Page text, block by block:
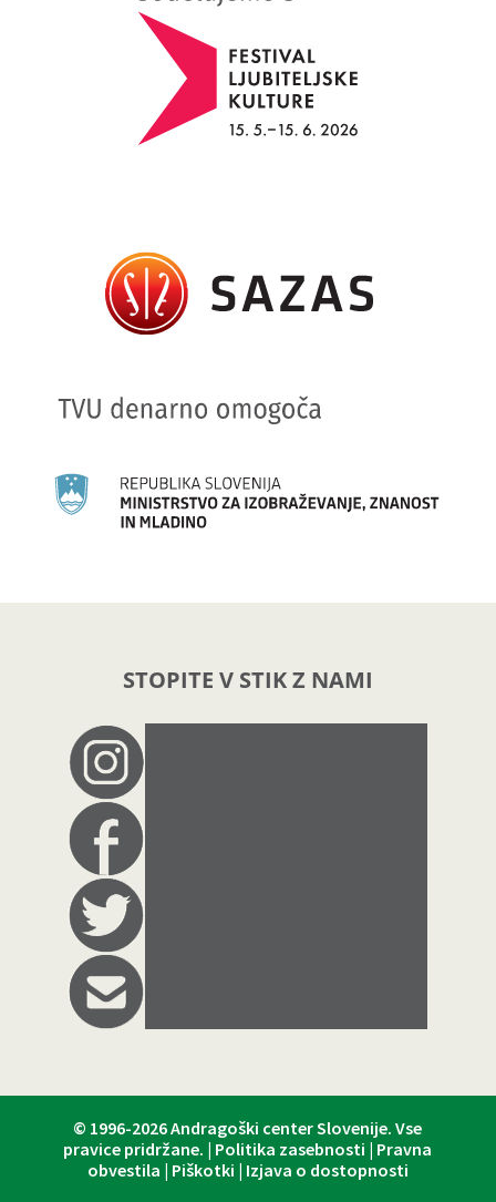
STOPITE V STIK Z NAMI
© 1996-2026Andragoški center Slovenije. Vse
pravice pridržane. | Politika zasebnosti | Pravna
obvestila | Piškotki | Izjava o dostopnosti